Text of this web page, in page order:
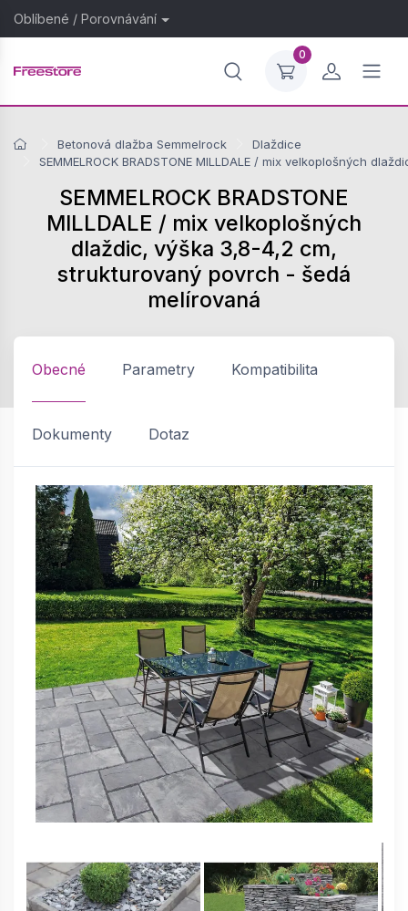
Oblíbené / Porovnávání
0
Betonová dlažba Semmelrock
Dlaždice
SEMMELROCK BRADSTONE MILLDALE / mix velkoplošných
SEMMELROCK BRADSTONE
MILLDALE / mix velkoplošných
dlaždic, výška 3,8-4,2 cm,
strukturovaný povrch - šedá
melírovaná
Obecné Parametry Kompatibilita
Dokumenty Dotaz